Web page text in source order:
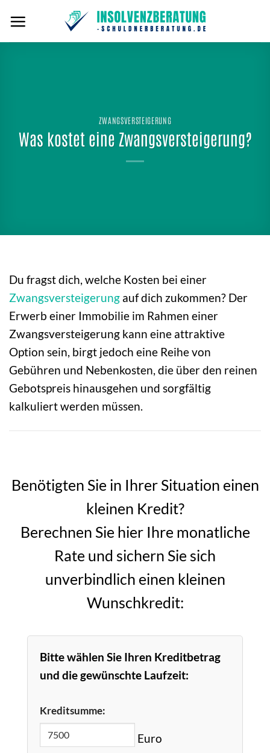
Inhalt
springen
ZWANGSVERSTEIGERUNG
Was kostet eine Zwangsversteigerung?
Du fragst dich, welche Kosten bei einer
Zwangsversteigerung auf dich zukommen? Der
Erwerb einer Immobilie im Rahmen einer
Zwangsversteigerung kann eine attraktive
Option sein, birgt jedoch eine Reihe von
Gebühren und Nebenkosten, die über den reinen
Gebotspreis hinausgehen und sorgfältig
kalkuliert werden müssen.
Benötigten Sie in Ihrer Situation einen
kleinen Kredit?
Berechnen Sie hier Ihre monatliche
Rate und sichern Sie sich
unverbindlich einen kleinen
Wunschkredit:
Bitte wählen Sie Ihren Kreditbetrag
und die gewünschte Laufzeit:
Kreditsumme:
Euro